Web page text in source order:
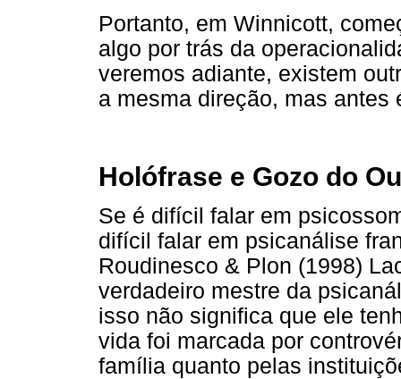
Portanto, em Winnicott,
algo por trás da
veremos adiante, existem
a mesma direção, mas antes
Holófrase e Gozo do
Se é difícil falar em
difícil falar em psicanálise
Roudinesco & Plon (1998)
verdadeiro mestre da
isso não significa que ele
vida foi marcada por
família quanto pelas